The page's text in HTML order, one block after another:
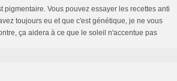
pigmentaire. Vous pouvez essayer les recettes anti
toujours eu et que c'est génétique, je ne vous
ça aidera à ce que le soleil n'accentue pas